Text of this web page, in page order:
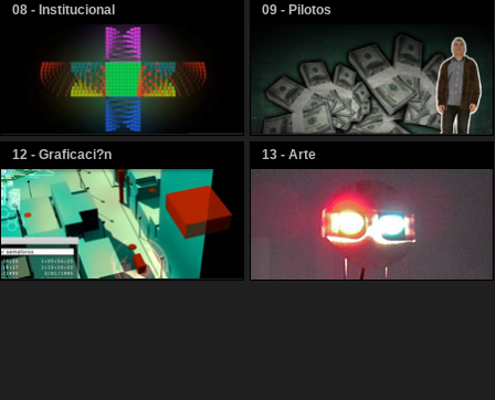
08 - Institucional 09 - Pilotos
12 - Graficaci?n 13 - Arte